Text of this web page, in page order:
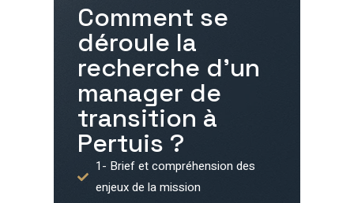
Comment se
déroule la
recherche d'un
manager de
transition à
Pertuis ?
1- Brief et compréhension des
enjeux de la mission